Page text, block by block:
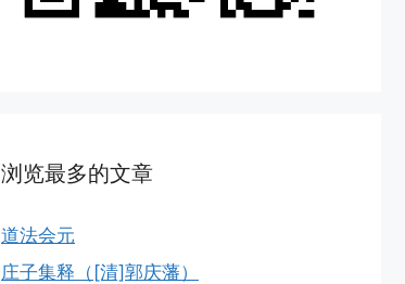
浏览最多的文章
道法会元
庄子集释（[清]郭庆藩）